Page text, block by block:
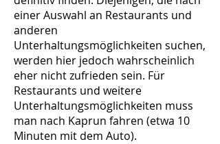
einer Auswahl an Restaurants und
anderen
Unterhaltungsmöglichkeiten suchen,
werden hier jedoch wahrscheinlich
eher nicht zufrieden sein. Für
Restaurants und weitere
Unterhaltungsmöglichkeiten muss
man nach Kaprun fahren (etwa 10
Minuten mit dem Auto).